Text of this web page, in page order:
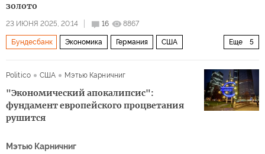
золото
23 ИЮНЯ 2025, 20:14 16 8867
Еще 5
Бундесбанк Экономика Германия США
Politico США Мэтью Карничниг
"Экономический апокалипсис":
фундамент европейского процветания
рушится
Мэтью Карничниг